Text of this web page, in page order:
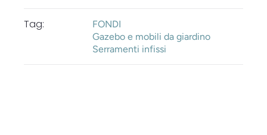
Tag:
FONDI
Gazebo e mobili da giardino
Serramenti infissi